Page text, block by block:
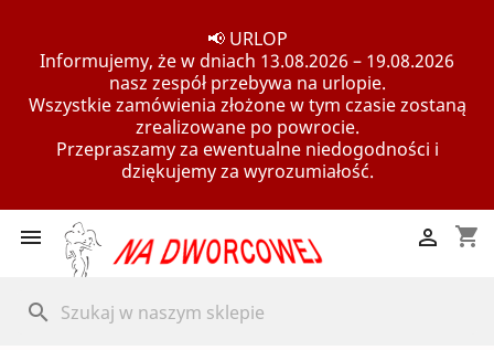
📢 URLOP
Informujemy, że w dniach 13.08.2026 – 19.08.2026
nasz zespół przebywa na urlopie.
Wszystkie zamówienia złożone w tym czasie zostaną
zrealizowane po powrocie.
Przepraszamy za ewentualne niedogodności i
dziękujemy za wyrozumiałość.
 shopping_cart

search